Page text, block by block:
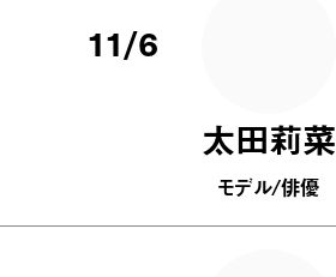
11/6
太田莉菜
モデル/俳優